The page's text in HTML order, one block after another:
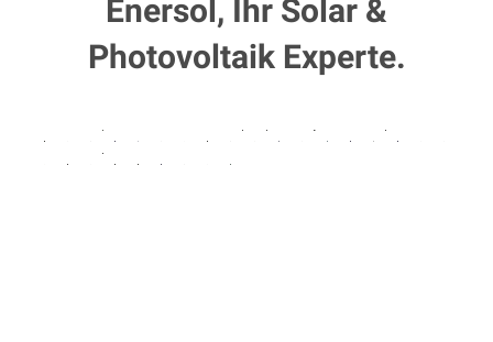
Enersol, Ihr Solar &
Photovoltaik Experte.